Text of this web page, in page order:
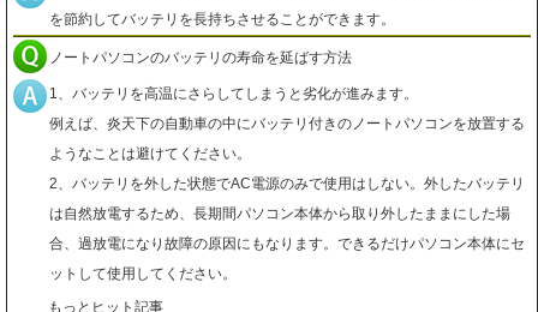
を節約してバッテリを長持ちさせることができます。
ノートパソコンのバッテリの寿命を延ばす方法
1、バッテリを高温にさらしてしまうと劣化が進みます。
例えば、炎天下の自動車の中にバッテリ付きのノートパソコンを放置する
ようなことは避けてください。
2、バッテリを外した状態でAC電源のみで使用はしない。外したバッテリ
は自然放電するため、長期間パソコン本体から取り外したままにした場
合、過放電になり故障の原因にもなります。できるだけパソコン本体にセ
ットして使用してください。
もっとヒット記事